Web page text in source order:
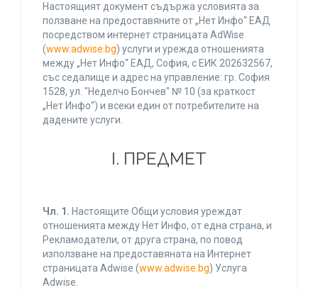
Настоящият документ съдържа условията за
ползване на предоставяните от „Нет Инфо“ ЕАД
посредством интернет страницата AdWise
(www.adwise.bg) услуги и урежда отношенията
между „Нет Инфо“ ЕАД, София, с ЕИК 202632567,
със седалище и адрес на управление: гр. София
1528, ул. "Неделчо Бончев" № 10 (за краткост
„Нет Инфо“) и всеки един от потребителите на
дадените услуги.
І. ПРЕДМЕТ
Чл. 1. Настоящите Общи условия уреждат
отношенията между Нет Инфо, от една страна, и
Рекламодатели, от друга страна, по повод
използване на предоставяната на Интернет
страницата Adwise (www.adwise.bg) Услуга
Adwise.